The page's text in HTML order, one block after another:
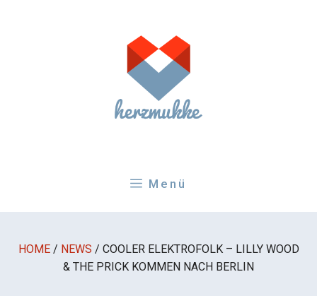
Menü
HOME / NEWS / COOLER ELEKTROFOLK – LILLY WOOD
& THE PRICK KOMMEN NACH BERLIN